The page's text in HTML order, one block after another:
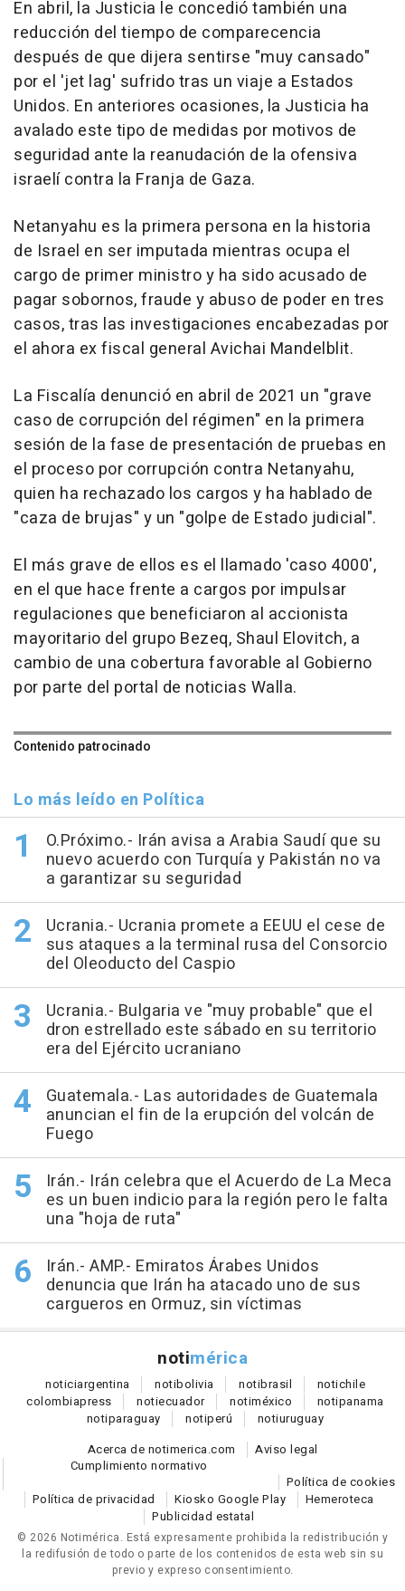
En abril, la Justicia le concedió también una
reducción del tiempo de comparecencia
después de que dijera sentirse "muy cansado"
por el 'jet lag' sufrido tras un viaje a Estados
Unidos. En anteriores ocasiones, la Justicia ha
avalado este tipo de medidas por motivos de
seguridad ante la reanudación de la ofensiva
israelí contra la Franja de Gaza.
Netanyahu es la primera persona en la historia
de Israel en ser imputada mientras ocupa el
cargo de primer ministro y ha sido acusado de
pagar sobornos, fraude y abuso de poder en tres
casos, tras las investigaciones encabezadas por
el ahora ex fiscal general Avichai Mandelblit.
La Fiscalía denunció en abril de 2021 un "grave
caso de corrupción del régimen" en la primera
sesión de la fase de presentación de pruebas en
el proceso por corrupción contra Netanyahu,
quien ha rechazado los cargos y ha hablado de
"caza de brujas" y un "golpe de Estado judicial".
El más grave de ellos es el llamado 'caso 4000',
en el que hace frente a cargos por impulsar
regulaciones que beneficiaron al accionista
mayoritario del grupo Bezeq, Shaul Elovitch, a
cambio de una cobertura favorable al Gobierno
por parte del portal de noticias Walla.
Contenido patrocinado
Lo más leído en Política
O.Próximo.- Irán avisa a Arabia Saudí que su
nuevo acuerdo con Turquía y Pakistán no va
a garantizar su seguridad
Ucrania.- Ucrania promete a EEUU el cese de
sus ataques a la terminal rusa del Consorcio
del Oleoducto del Caspio
Ucrania.- Bulgaria ve "muy probable" que el
dron estrellado este sábado en su territorio
era del Ejército ucraniano
Guatemala.- Las autoridades de Guatemala
anuncian el fin de la erupción del volcán de
Fuego
Irán.- Irán celebra que el Acuerdo de La Meca
es un buen indicio para la región pero le falta
una "hoja de ruta"
Irán.- AMP.- Emiratos Árabes Unidos
denuncia que Irán ha atacado uno de sus
cargueros en Ormuz, sin víctimas
notimérica
noticiargentina notibolivia notibrasil notichile
colombiapress notiecuador notiméxico notipanama
notiparaguay notiperú notiuruguay
Acerca de notimerica.com
Aviso legal
Cumplimiento normativo
Política de cookies
Política de privacidad
Kiosko Google Play
Hemeroteca
Publicidad estatal
© 2026 Notimérica. Está expresamente prohibida la redistribución y
la redifusión de todo o parte de los contenidos de esta web sin su
previo y expreso consentimiento.